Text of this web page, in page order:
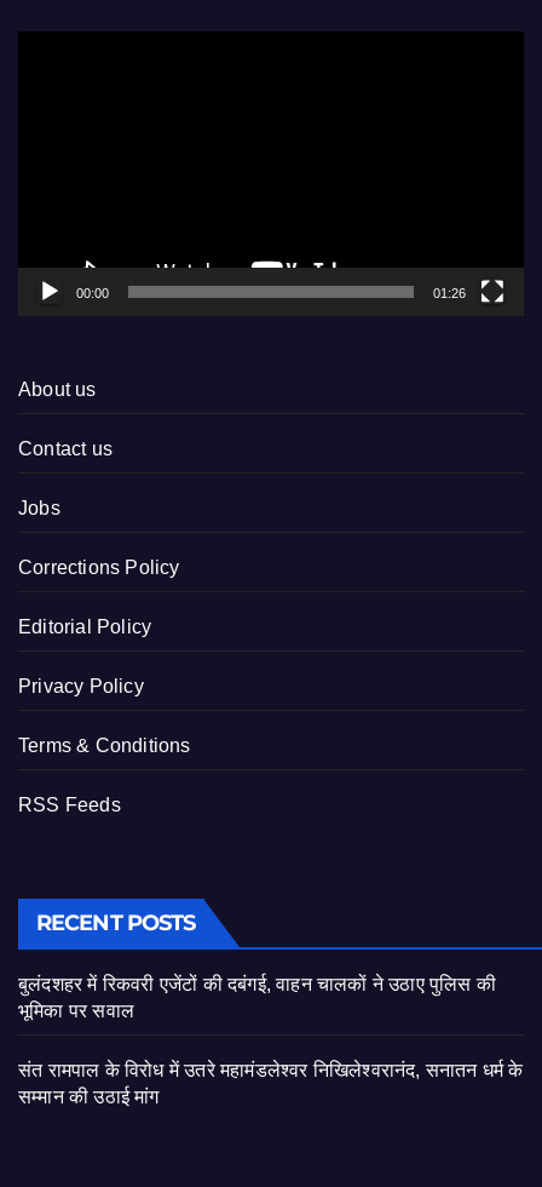
00:00 01:26
About us
Contact us
Jobs
Corrections Policy
Editorial Policy
Privacy Policy
Terms & Conditions
RSS Feeds
RECENT POSTS
बुलंदशहर में रिकवरी एजेंटों की दबंगई, वाहन चालकों ने उठाए पुलिस की
भूमिका पर सवाल
संत रामपाल के विरोध में उतरे महामंडलेश्वर निखिलेश्वरानंद, सनातन धर्म के
सम्मान की उठाई मांग